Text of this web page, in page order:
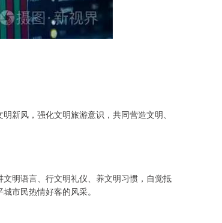
风，强化文明旅游意识，共同营造文明、
明语言、行文明礼仪、养文明习惯，自觉抵
市民热情好客的风采。